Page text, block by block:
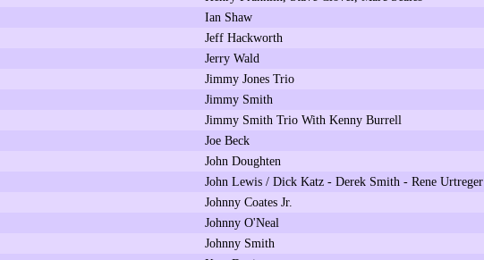
Ian Shaw
Jeff Hackworth
Jerry Wald
Jimmy Jones Trio
Jimmy Smith
Jimmy Smith Trio With Kenny Burrell
Joe Beck
John Doughten
John Lewis / Dick Katz - Derek Smith - Rene Urtreger
Johnny Coates Jr.
Johnny O'Neal
Johnny Smith